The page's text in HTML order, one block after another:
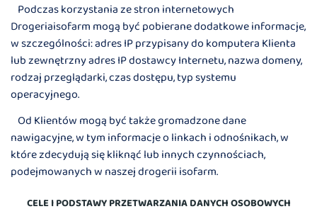
Podczas korzystania ze stron internetowych
Drogeriaisofarm mogą być pobierane dodatkowe informacje,
w szczególności: adres IP przypisany do komputera Klienta
lub zewnętrzny adres IP dostawcy Internetu, nazwa domeny,
rodzaj przeglądarki, czas dostępu, typ systemu
operacyjnego.
Od Klientów mogą być także gromadzone dane
nawigacyjne, w tym informacje o linkach i odnośnikach, w
które zdecydują się kliknąć lub innych czynnościach,
podejmowanych w naszej drogerii isofarm.
CELE I PODSTAWY PRZETWARZANIA DANYCH OSOBOWYCH